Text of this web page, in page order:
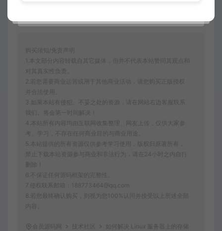
购买须知/免责声明
1.本文部分内容转载自其它媒体，但并不代表本站赞同其观点和
对其真实性负责。
2.若您需要商业运营或用于其他商业活动，请您购买正版授权
并合法使用。
3.如果本站有侵犯、不妥之处的资源，请在网站右边客服联系
我们。将会第一时间解决！
4.本站所有内容均由互联网收集整理、网友上传，仅供大家参
考、学习，不存在任何商业目的与商业用途。
5.本站提供的所有资源仅供参考学习使用，版权归原著所有，
禁止下载本站资源参与商业和非法行为，请在24小时之内自行
删除！
6.不保证任何源码框架的完整性。
7.侵权联系邮箱：188773464@qq.com
8.若您最终确认购买，则视为您100%认同并接受以上所述全部
内容。
会员源码网 技术社区
如何解决 Linux 服务器上的存储